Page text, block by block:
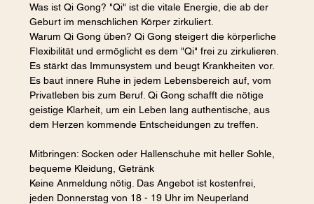
Was ist Qi Gong? "Qi" ist die vitale Energie, die ab der
Geburt im menschlichen Körper zirkuliert.
Warum Qi Gong üben? Qi Gong steigert die körperliche
Flexibilität und ermöglicht es dem "Qi" frei zu zirkulieren.
Es stärkt das Immunsystem und beugt Krankheiten vor.
Es baut innere Ruhe in jedem Lebensbereich auf, vom
Privatleben bis zum Beruf. Qi Gong schafft die nötige
geistige Klarheit, um ein Leben lang authentische, aus
dem Herzen kommende Entscheidungen zu treffen.
Mitbringen: Socken oder Hallenschuhe mit heller Sohle,
bequeme Kleidung, Getränk
Keine Anmeldung nötig. Das Angebot ist kostenfrei,
jeden Donnerstag von 18 - 19 Uhr im Neuperland